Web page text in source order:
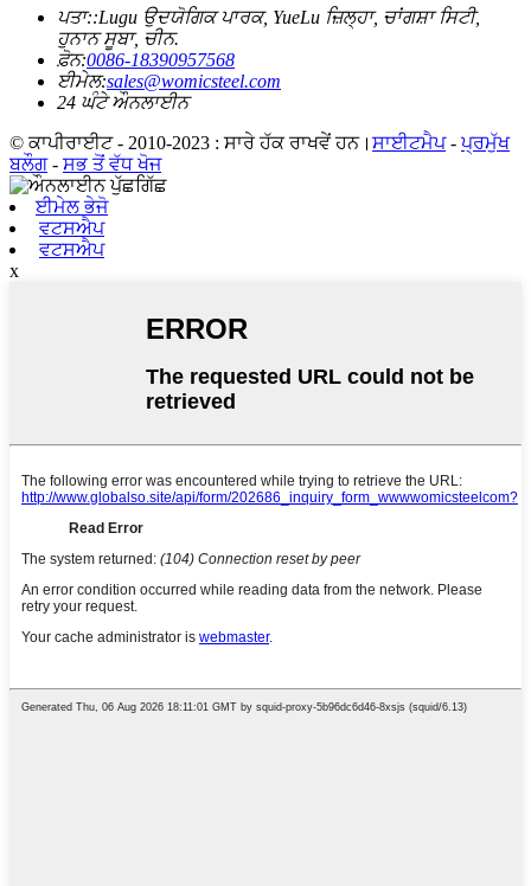
ਪਤਾ::Lugu ਉਦਯੋਗਿਕ ਪਾਰਕ, ​​YueLu ਜ਼ਿਲ੍ਹਾ, ਚਾਂਗਸ਼ਾ ਸਿਟੀ,
ਹੁਨਾਨ ਸੂਬਾ, ਚੀਨ.
ਫ਼ੋਨ:0086-18390957568
ਈਮੇਲ:sales@womicsteel.com
24 ਘੰਟੇ ਔਨਲਾਈਨ
© ਕਾਪੀਰਾਈਟ - 2010-2023 : ਸਾਰੇ ਹੱਕ ਰਾਖਵੇਂ ਹਨ। ਸਾਈਟਮੈਪ-ਪ੍ਰਮੁੱਖ
ਬਲੌਗ- ਸਭ ਤੋਂ ਵੱਧ ਖੋਜ
ਈਮੇਲ ਭੇਜੋ
ਵਟਸਐਪ
ਵਟਸਐਪ
x